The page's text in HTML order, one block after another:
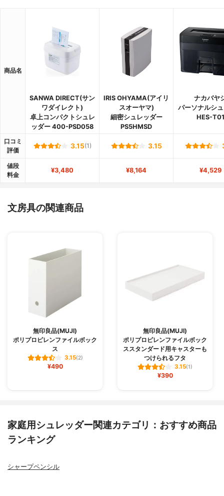
商品名
SANWA DIRECT(サン
ワダイレクト)
卓上コンパクトシュレ
ッダー 400-PSD058
IRIS OHYAMA(アイリ
スオーヤマ)
細密シュレッダー
PS5HMSD
ナカバヤ
パーソナルシ
HES-T01
口コミ
評価
3.15(1) 3.15
値段
料金
¥3,480 ¥8,164 ¥4,529
文房具の関連商品
無印良品(MUJI)
ポリプロピレンファイルボック
ス
3.15(2)
¥490
無印良品(MUJI)
ポリプロピレンファイルボック
ススタンダード用キャスターも
つけられるフタ
3.15(1)
¥390
家庭用シュレッダー関連カテゴリ：おすすめ商品
ランキング
シャープペンシル